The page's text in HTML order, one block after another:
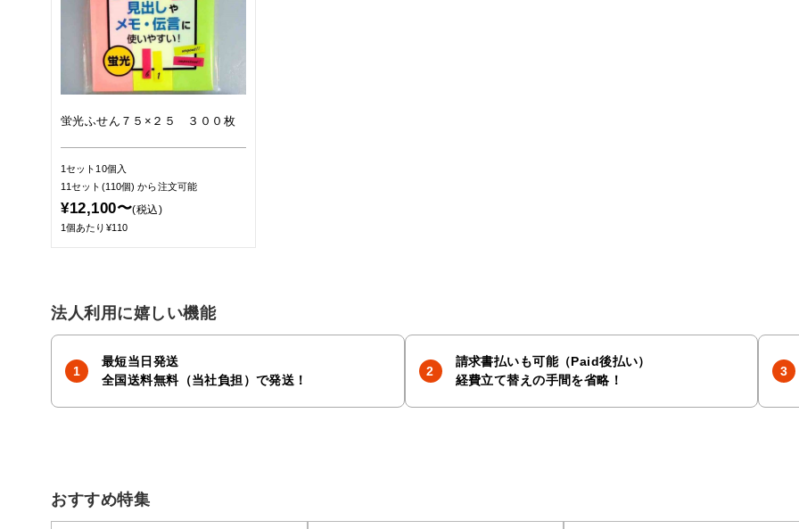
蛍光ふせん７５×２５ ３００枚
1セット10個入
11セット(110個)から注文可能
¥12,100〜(税込)
1個あたり¥110
法人利用に嬉しい機能
最短当日発送
全国送料無料（当社負担）で発送！
請求書払いも可能（Paid後払い）
経費立て替えの手間を省略！
おすすめ特集